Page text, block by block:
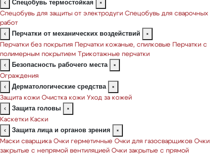
‹ Спецобувь термостойкая
×
Спецобувь для защиты от электродуги Спецобувь для сварочных
работ
‹
Перчатки от механических воздействий
×
Перчатки без покрытия
Перчатки кожаные, спилковые
Перчатки с
полимерным покрытием
Трикотажные перчатки
‹
Безопасность рабочего места
×
Ограждения
‹
Дерматологические средства
×
Защита кожи Очистка кожи Уход за кожей
‹
Защита головы
×
Каскетки Каски
‹
Защита лица и органов зрения
×
Маски сварщика Очки герметичные Очки для газосварщиков Очки
закрытые с непрямой вентиляцией Очки закрытые с прямой